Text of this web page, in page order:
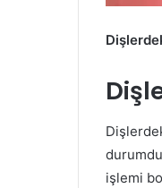
işlemi